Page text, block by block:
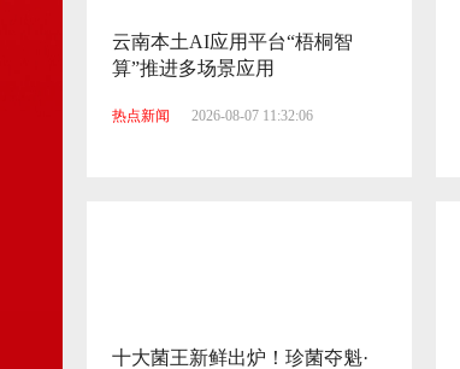
云南本土AI应用平台“梧桐智
算”推进多场景应用
热点新闻 2026-08-07 11:32:06
十大菌王新鲜出炉！珍菌夺魁·